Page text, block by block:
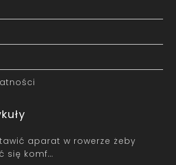
aparat w rowerze żeby
się komf…